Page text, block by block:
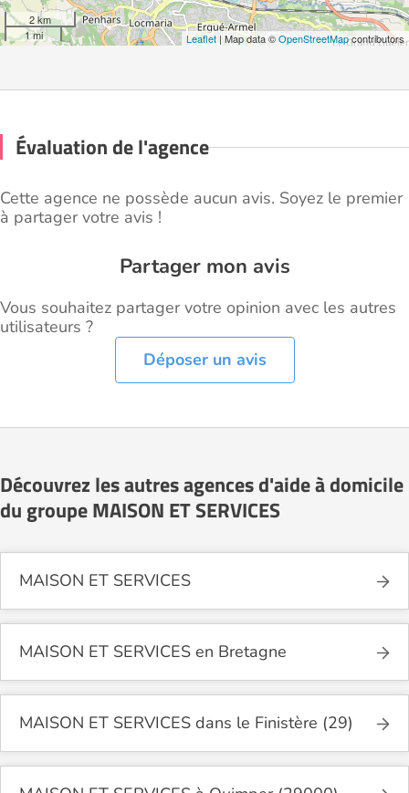
2 km
1 mi
Leaflet | Map data ©OpenStreetMapcontributors
Évaluation de l'agence
Cette agence ne possède aucun avis. Soyez le premier
à partager votre avis !
Partager mon avis
Vous souhaitez partager votre opinion avec les autres
utilisateurs ?
Déposer un avis
Découvrez les autres agences d'aide à domicile
du groupe MAISON ET SERVICES
MAISON ET SERVICES
MAISON ET SERVICES en Bretagne
MAISON ET SERVICES dans le Finistère (29)